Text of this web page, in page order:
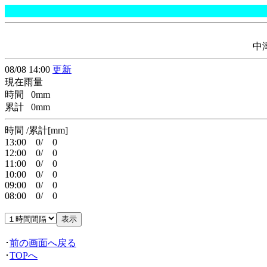
中
08/08 14:00 更新
現在雨量
時間 0mm
累計 0mm
時間 /累計[mm]
13:00 0/ 0
12:00 0/ 0
11:00 0/ 0
10:00 0/ 0
09:00 0/ 0
08:00 0/ 0
･前の画面へ戻る
･TOPへ